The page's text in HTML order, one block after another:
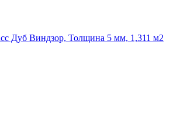
Дуб Виндзор, Толщина 5 мм, 1,311 м2